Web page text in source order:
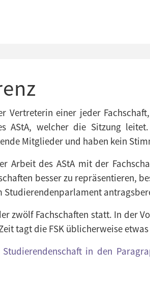
Vertreterin einer jeder
AStA, welcher die Sitzung
Mitglieder und haben kein
Arbeit des AStA mit der
besser zu repräsentieren,
Studierendenparlament
zwölf Fachschaften statt. In der
tagt die FSK üblicherweise
in den